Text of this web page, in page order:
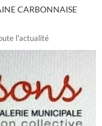
CARBONNAISE
l'actualité